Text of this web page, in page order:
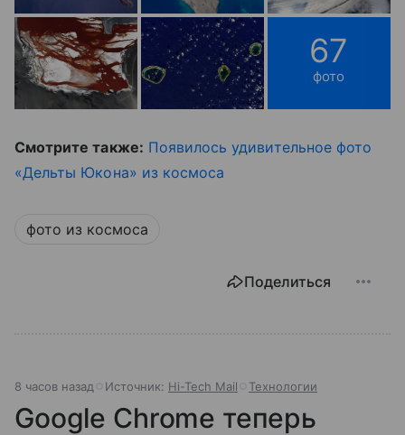
67
фото
Смотрите также: Появилось удивительное фото
«Дельты Юкона» из космоса
фото из космоса
Поделиться
8 часов назад Источник: Hi-Tech Mail Технологии
Google Chrome теперь